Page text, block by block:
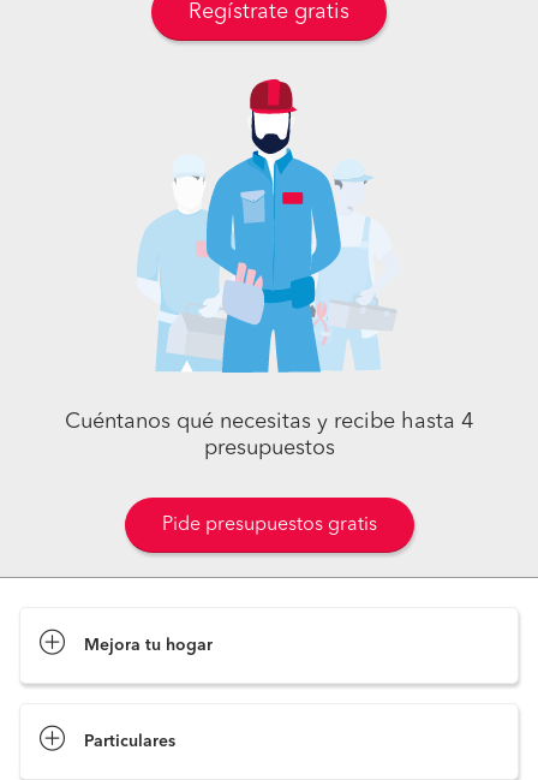
Regístrate gratis
Cuéntanos qué necesitas y recibe hasta 4
presupuestos
Pide presupuestos gratis
Mejora tu hogar
Particulares